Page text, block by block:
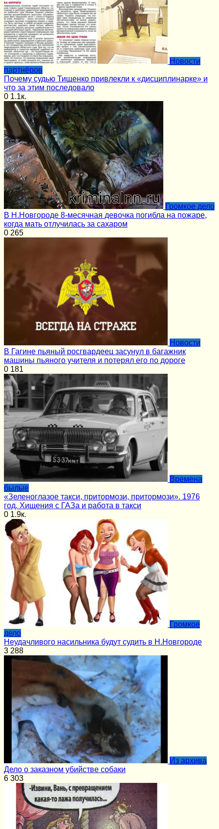
Новости
партнёров
Почему судью Тищенко привлекли к «дисциплинарке» и
что за этим последовало
0 1.1к.
Громкое дело
В Н.Новгороде 8-месячная девочка погибла на пожаре,
когда мать отлучилась за сахаром
0 265
Новости
В Гагине пьяный росгвардеец засунул в багажник
машины пьяного учителя и потерял его по дороге
0 181
Времена
былые
«Зеленоглазое такси, притормози, притормози». 1976
год. Хищения с ГАЗа и работа в такси
0 1.9к.
Громкое
дело
Неудачливого насильника будут судить в Н.Новгороде
3 288
Из архива
Дело о заказном убийстве собаки
6 303